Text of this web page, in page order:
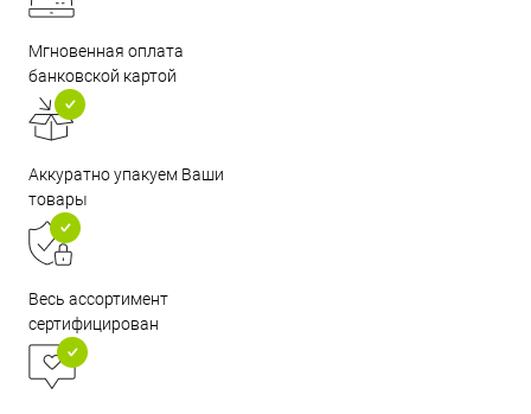
Мгновенная оплата
банковской картой
Аккуратно упакуем Ваши
товары
Весь ассортимент
сертифицирован